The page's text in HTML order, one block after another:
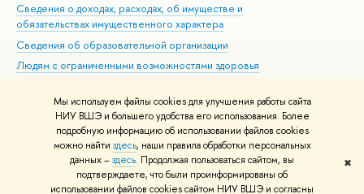
Мы используем файлы cookies для улучшения работы сайта
НИУ ВШЭ и большего удобства его использования. Более
подробную информацию об использовании файлов cookies
можно найти здесь, наши правила обработки персональных
данных –здесь. Продолжая пользоваться сайтом, вы
подтверждаете, что были проинформированы об
использовании файлов cookies сайтом НИУ ВШЭ и согласны
✖
Сведения о доходах, расходах, об имуществе и
обязательствах имущественного характера
Сведения об образовательной организации
Людям с ограниченными возможностями здоровья
Работа в Вышке
© НИУ ВШЭ 1993–2026 Адреса и контакты Условия использования